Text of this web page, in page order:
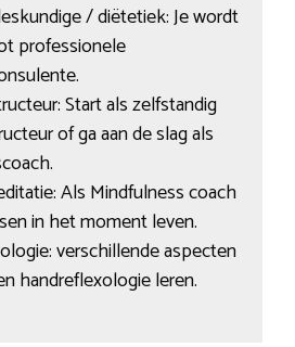
/ diëtetiek: Je wordt
professionele
Start als zelfstandig
of ga aan de slag als
Als Mindfulness coach
in het moment leven.
verschillende aspecten
handreflexologie leren.